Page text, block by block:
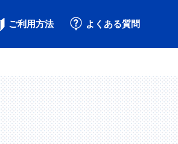
ご利用方法 よくある質問